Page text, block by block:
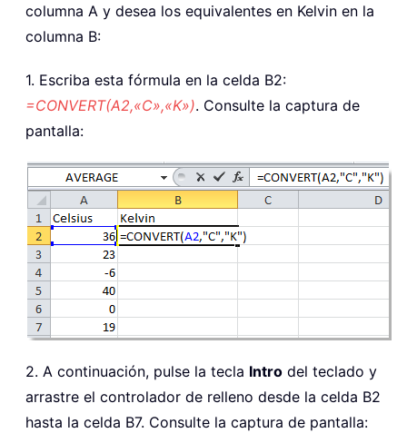
columna A y desea los equivalentes en Kelvin en la
columna B:
1. Escriba esta fórmula en la celda B2:
=CONVERT(A2,«C»,«K»). Consulte la captura de
pantalla:
2. A continuación, pulse la tecla Intro del teclado y
arrastre el controlador de relleno desde la celda B2
hasta la celda B7. Consulte la captura de pantalla: